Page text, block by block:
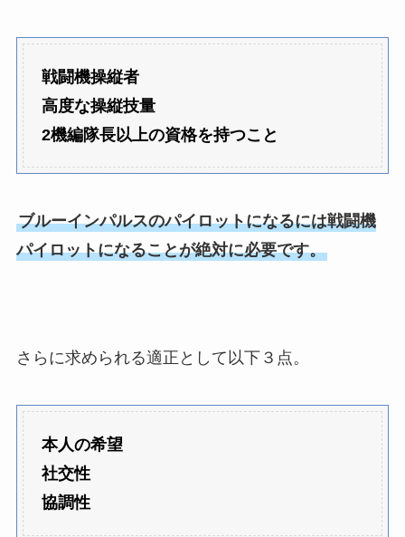
戦闘機操縦者
高度な操縦技量
2機編隊長以上の資格を持つこと
ブルーインパルスのパイロットになるには戦闘機
パイロットになることが絶対に必要です。
さらに求められる適正として以下３点。
本人の希望
社交性
協調性